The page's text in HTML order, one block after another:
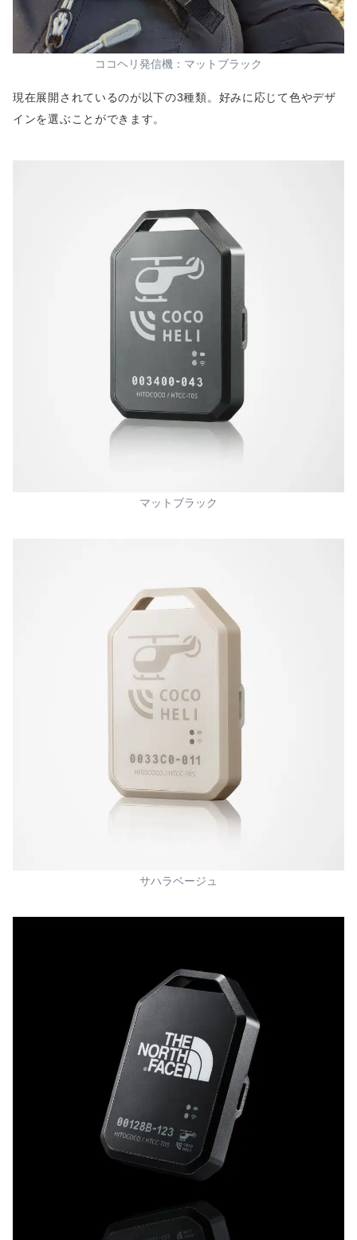
ココヘリ発信機：マットブラック
現在展開されているのが以下の3種類。好みに応じて色やデザ
インを選ぶことができます。
マットブラック
サハラベージュ